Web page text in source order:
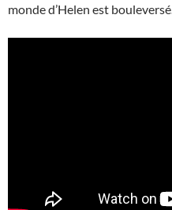
monde d’Helen est bouleversé.